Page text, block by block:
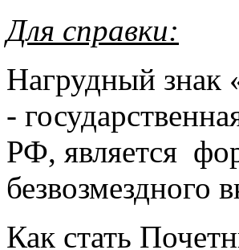
Для справки:
Нагрудный знак
-
РФ, является
безвозмездного
Как стать